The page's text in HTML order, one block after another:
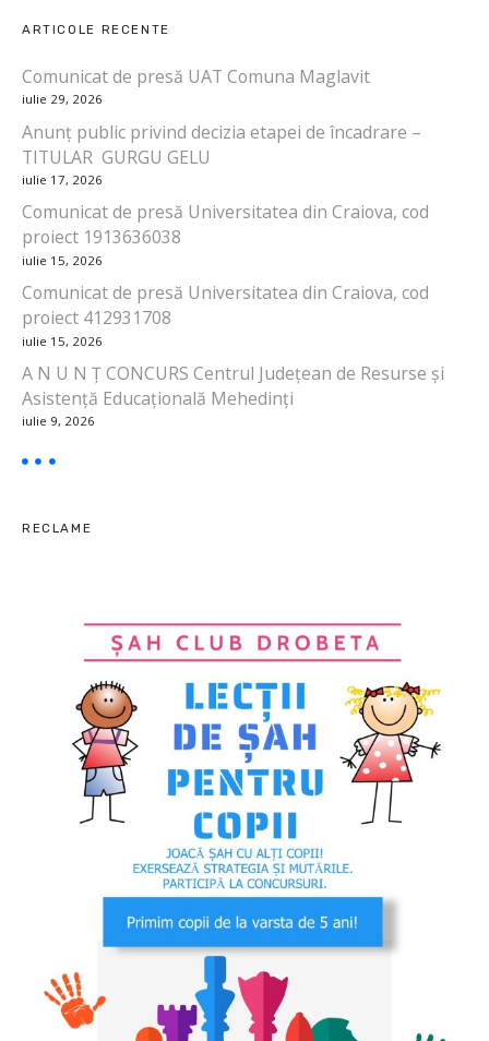
e
î
n
a
r
t
i
c
o
l
e
ARTICOLE RECENTE
Comunicat de presă UAT Comuna Maglavit
iulie 29, 2026
Anunț public privind decizia etapei de încadrare –
TITULAR GURGU GELU
iulie 17, 2026
Comunicat de presă Universitatea din Craiova, cod
proiect 1913636038
iulie 15, 2026
Comunicat de presă Universitatea din Craiova, cod
proiect 412931708
iulie 15, 2026
A N U N Ț CONCURS Centrul Județean de Resurse și
Asistență Educațională Mehedinți
iulie 9, 2026
RECLAME